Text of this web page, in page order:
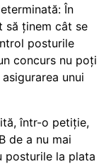
În
să ținem cât se
posturile
concurs nu poți
unui
într-o petiție,
de a nu mai
posturile la plata